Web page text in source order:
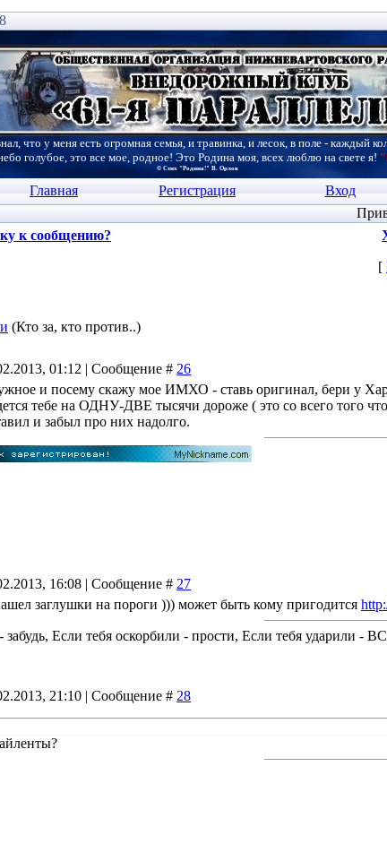
что у меня есть огромная семья, и травинка, и лесок, в поле - каждый
голубое, это все мое, родное! Это Родина моя, всех люблю на свете я!
© Стих "Родина!" В. Орлов
Главная Регистрация Вход
к сообщению?
[
(Кто за, кто против..)
01:12 | Сообщение # 26
и посему скажу мое ИМХО - ставь оригинал, бери у
тебе на ОДНУ-ДВЕ тысячи дороже ( это со всего того
и забыл про них надолго.
16:08 | Сообщение # 27
заглушки на пороги ))) может быть кому пригодится
забудь, Если тебя оскорбили - прости, Если тебя
21:10 | Сообщение # 28